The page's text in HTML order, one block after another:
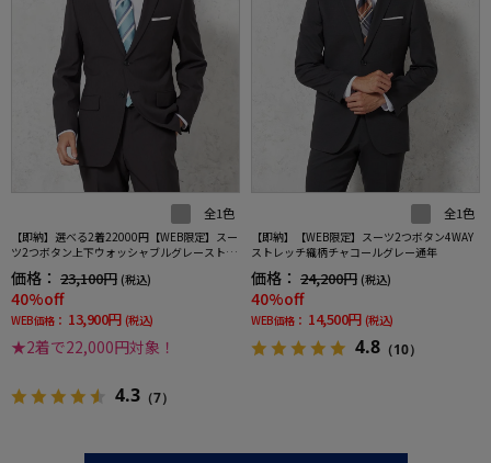
全1色
【即納】選べる2着22000円【WEB限定】スー
ツ2つボタン上下ウォッシャブルグレーストラ
イプ
価格： 23,100円 (税込)
40%off
WEB価格： 13,900円 (税込)
★2着で22,000円対象！
4.3 （7）
全1色
【即納】【WEB限定】スーツ2つボタン4WAY
ストレッチ織柄チャコールグレー通年
価格： 24,200円 (税込)
40%off
WEB価格： 14,500円 (税込)
4.8 （10）